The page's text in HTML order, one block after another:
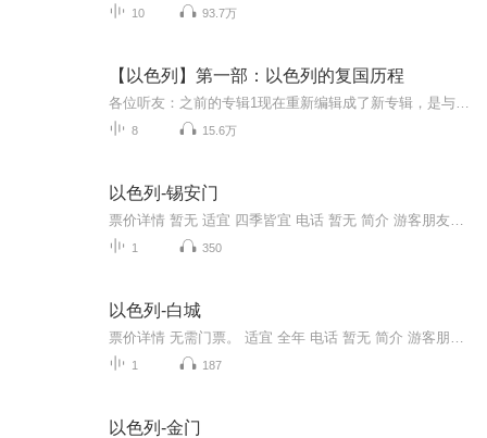
10 93.7万
【以色列】第一部：以色列的复国历程
8 15.6万
以色列-锡安门
1 350
以色列-白城
1 187
以色列-金门